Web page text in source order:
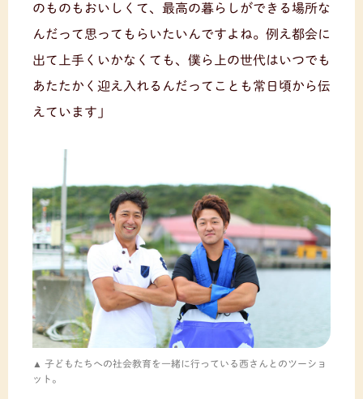
のものもおいしくて、最高の暮らしができる場所な
んだって思ってもらいたいんですよね。例え都会に
出て上手くいかなくても、僕ら上の世代はいつでも
あたたかく迎え入れるんだってことも常日頃から伝
えています」
子どもたちへの社会教育を一緒に行っている西さんとのツーショ
ット。